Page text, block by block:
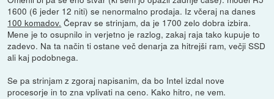
1600 (6 jeder 12 niti) se nenormalno prodaja. Iz včeraj na danes
100 komadov. Čeprav se strinjam, da je 1700 zelo dobra izbira.
Mene je to osupnilo in verjetno je razlog, zakaj raja tako kupuje to
zadevo. Na ta način ti ostane več denarja za hitrejši ram, večji SSD
ali kaj podobnega.
Se pa strinjam z zgoraj napisanim, da bo Intel izdal nove
procesorje in to zna vplivati na ceno. Kako hitro, ne vem.